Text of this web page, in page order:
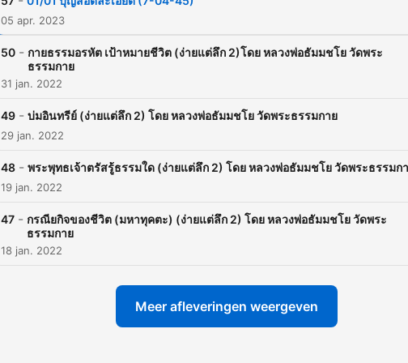
05 apr. 2023
50 - กายธรรมอรหัต เป้าหมายชีวิต (ง่ายแต่ลึก 2)โดย หลวงพ่อธัมมชโย วัดพระ
ธรรมกาย
31 jan. 2022
49 - บ่มอินทรีย์ (ง่ายแต่ลึก 2) โดย หลวงพ่อธัมมชโย วัดพระธรรมกาย
29 jan. 2022
48 - พระพุทธเจ้าตรัสรู้ธรรมใด (ง่ายแต่ลึก 2) โดย หลวงพ่อธัมมชโย วัดพระธรรมก
19 jan. 2022
47 - กรณียกิจของชีวิต (มหาทุคตะ) (ง่ายแต่ลึก 2) โดย หลวงพ่อธัมมชโย วัดพระ
ธรรมกาย
18 jan. 2022
Meer afleveringen weergeven